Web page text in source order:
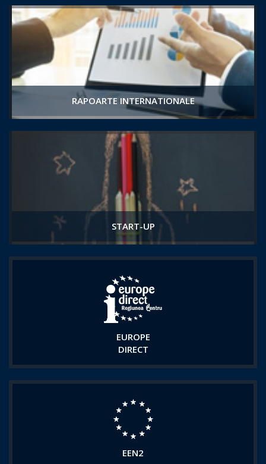
RAPOARTE INTERNATIONALE
START-UP
EUROPE
DIRECT
EEN2